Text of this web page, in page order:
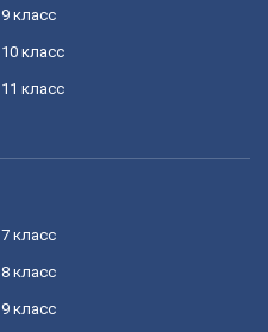
9 класс
10 класс
11 класс
7 класс
8 класс
9 класс